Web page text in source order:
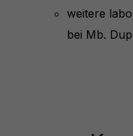
weitere
bei Mb.